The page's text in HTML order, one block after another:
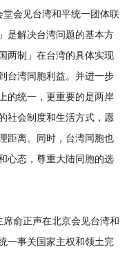
会见台湾和平统一团体联
是解决台湾问题的基本方
两制」在台湾的具体实现
台湾同胞利益。并进一步
的统一，更重要的是两岸
社会制度和生活方式，愿
距离。同时，台湾同胞也
心态，尊重大陆同胞的选
俞正声在北京会见台湾和
一事关国家主权和领土完